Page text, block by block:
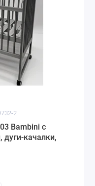
2
Bambini с
качалки,